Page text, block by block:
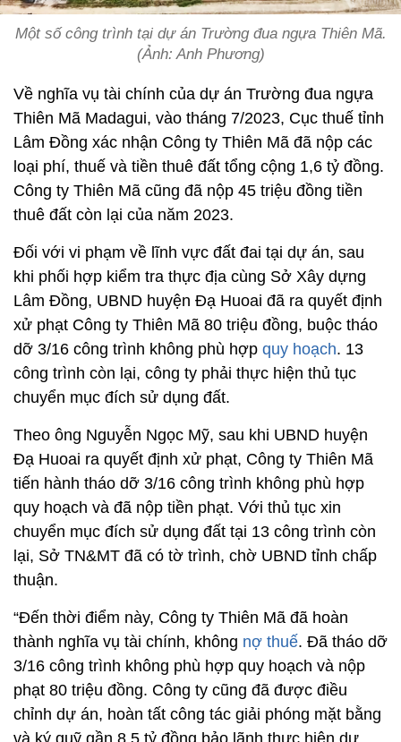
Một số công trình tại dự án Trường đua ngựa Thiên Mã.
(Ảnh: Anh Phương)
Về nghĩa vụ tài chính của dự án Trường đua ngựa
Thiên Mã Madagui, vào tháng 7/2023, Cục thuế tỉnh
Lâm Đồng xác nhận Công ty Thiên Mã đã nộp các
loại phí, thuế và tiền thuê đất tổng cộng 1,6 tỷ đồng.
Công ty Thiên Mã cũng đã nộp 45 triệu đồng tiền
thuê đất còn lại của năm 2023.
Đối với vi phạm về lĩnh vực đất đai tại dự án, sau
khi phối hợp kiểm tra thực địa cùng Sở Xây dựng
Lâm Đồng, UBND huyện Đạ Huoai đã ra quyết định
xử phạt Công ty Thiên Mã 80 triệu đồng, buộc tháo
dỡ 3/16 công trình không phù hợp quy hoạch. 13
công trình còn lại, công ty phải thực hiện thủ tục
chuyển mục đích sử dụng đất.
Theo ông Nguyễn Ngọc Mỹ, sau khi UBND huyện
Đạ Huoai ra quyết định xử phạt, Công ty Thiên Mã
tiến hành tháo dỡ 3/16 công trình không phù hợp
quy hoạch và đã nộp tiền phạt. Với thủ tục xin
chuyển mục đích sử dụng đất tại 13 công trình còn
lại, Sở TN&MT đã có tờ trình, chờ UBND tỉnh chấp
thuận.
“Đến thời điểm này, Công ty Thiên Mã đã hoàn
thành nghĩa vụ tài chính, không nợ thuế. Đã tháo dỡ
3/16 công trình không phù hợp quy hoạch và nộp
phạt 80 triệu đồng. Công ty cũng đã được điều
chỉnh dự án, hoàn tất công tác giải phóng mặt bằng